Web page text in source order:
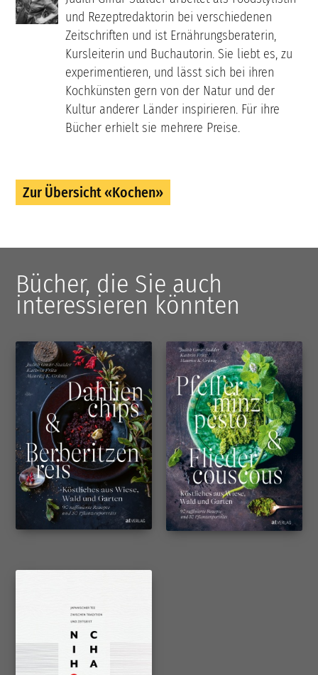
und Rezeptredaktorin bei verschiedenen
Zeitschriften und ist Ernährungsberaterin,
Kursleiterin und Buchautorin. Sie liebt es, zu
experimentieren, und lässt sich bei ihren
Kochkünsten gern von der Natur und der
Kultur anderer Länder inspirieren. Für ihre
Bücher erhielt sie mehrere Preise.
Zur Übersicht «Kochen»
Bücher, die Sie auch
interessieren könnten